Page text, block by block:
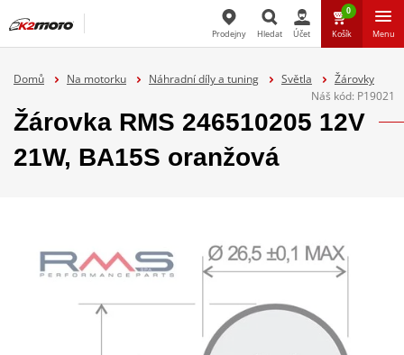
Hledat
Prodejny Hledat Účet
0
Košík Menu
Domů Na motorku Náhradní díly a tuning Světla
Žárovky
Náš kód: P19021
Žárovka RMS 246510205 12V
21W, BA15S oranžová